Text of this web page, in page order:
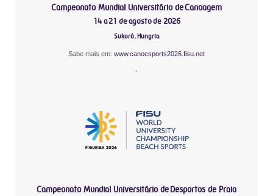
Campeonato Mundial Universitário de Canoagem
14 a 21 de agosto de 2026
Sukoró, Hungria
Sabe mais em: www.canoesports2026.fisu.net
-
Campeonato Mundial Universitário de Desportos de Praia